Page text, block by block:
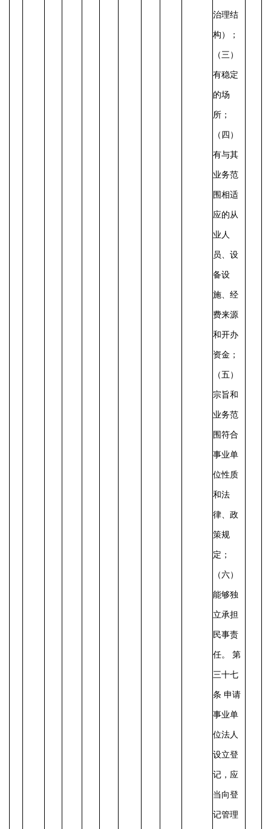
治理结
构）；
（三）
有稳定
的场
所；
（四）
有与其
业务范
围相适
应的从
业人
员、设
备设
施、经
费来源
和开办
资金；
（五）
宗旨和
业务范
围符合
事业单
位性质
和法
律、政
策规
定；
（六）
能够独
立承担
民事责
任。 第
三十七
条 申请
事业单
位法人
设立登
记，应
当向登
记管理